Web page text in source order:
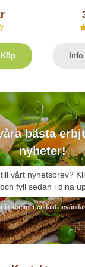
Köp Info
bästa
nyheter!
vårt nyhetsbrev?
fyll sedan i dina
in kommer endast